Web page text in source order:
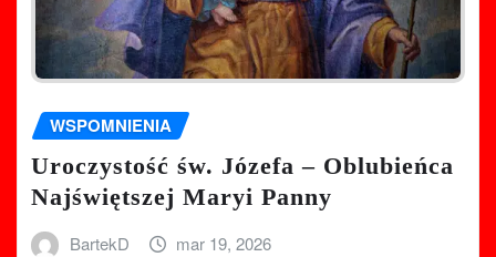
WSPOMNIENIA
Uroczystość św. Józefa – Oblubieńca
Najświętszej Maryi Panny
BartekD mar 19, 2026